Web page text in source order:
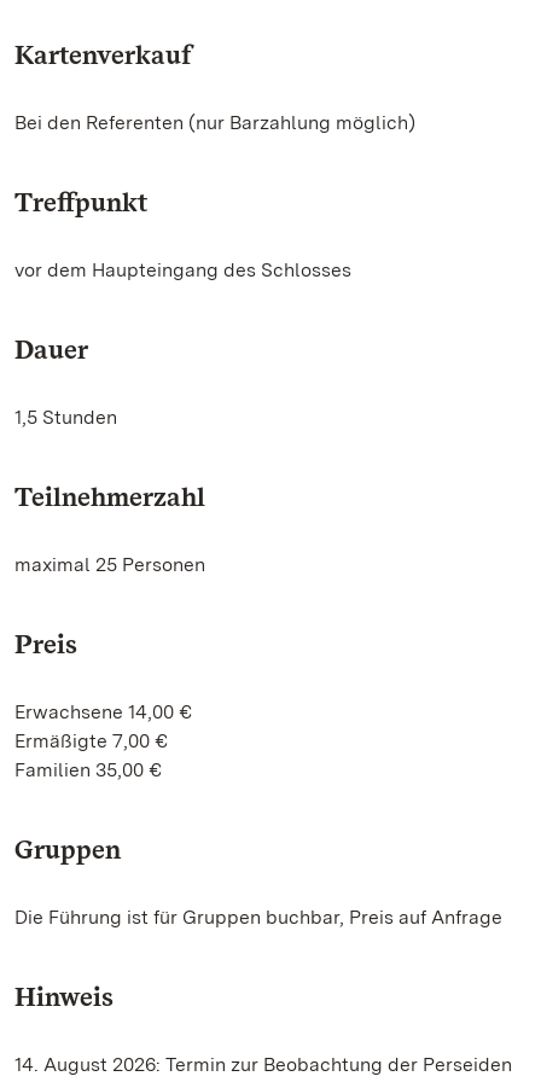
Kartenverkauf
Bei den Referenten (nur Barzahlung möglich)
Treffpunkt
vor dem Haupteingang des Schlosses
Dauer
1,5 Stunden
Teilnehmerzahl
maximal 25 Personen
Preis
Erwachsene 14,00 €
Ermäßigte 7,00 €
Familien 35,00 €
Gruppen
Die Führung ist für Gruppen buchbar, Preis auf Anfrage
Hinweis
14. August 2026: Termin zur Beobachtung der Perseiden